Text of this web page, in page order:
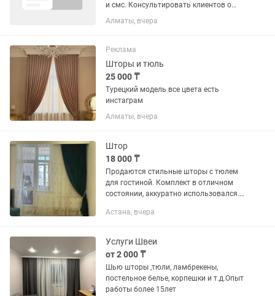
и смс. Консультировать клиентов о
продукциях компании. Работа только с
входящими лидами. Без холодных
занимается : стирка...
Алматы, вчера
Реклама
Шторы и тюль
25 000 ₸
Турецкий модель все цвета есть
инстаграм
Алматы, вчера
Штор
18 000 ₸
Продаются стильные шторы с тюлем
для гостиной. Комплект в отличном
состоянии, аккуратно использовался.
и защищают от яркого света. ✔️
Астана, вчера
Услуги Швеи
от 2 000 ₸
Шью шторы ,тюли, ламбрекены,
постельное белье, корпешки и т.д.Опыт
работы более 15лет